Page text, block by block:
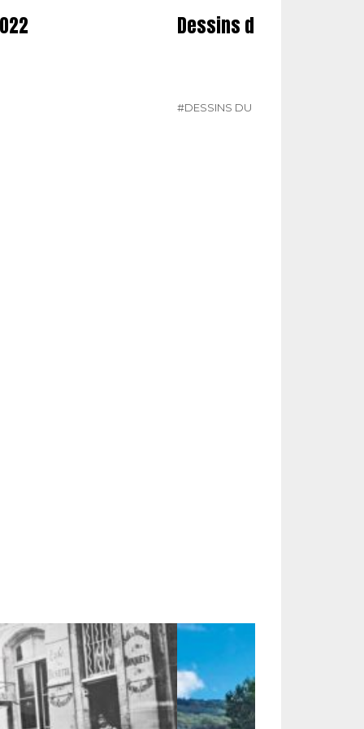
Dessins du mois
#DESSINS DU MOIS